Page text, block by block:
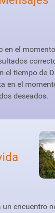
en el
el tiempo de
en el
deseados.
encuentro